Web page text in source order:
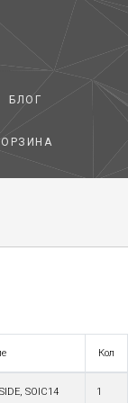
БЛОГ
Кол
SOIC14 1